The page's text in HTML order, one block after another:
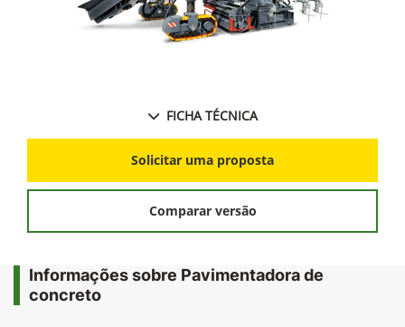
FICHA TÉCNICA
Solicitar uma proposta
Comparar versão
Informações sobre Pavimentadora de
concreto